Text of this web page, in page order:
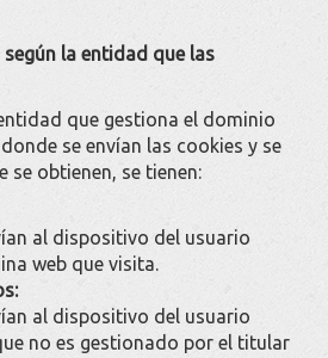
la entidad que las
que gestiona el dominio
se envían las cookies y se
obtienen, se tienen:
al dispositivo del usuario
web que visita.
al dispositivo del usuario
no es gestionado por el titular